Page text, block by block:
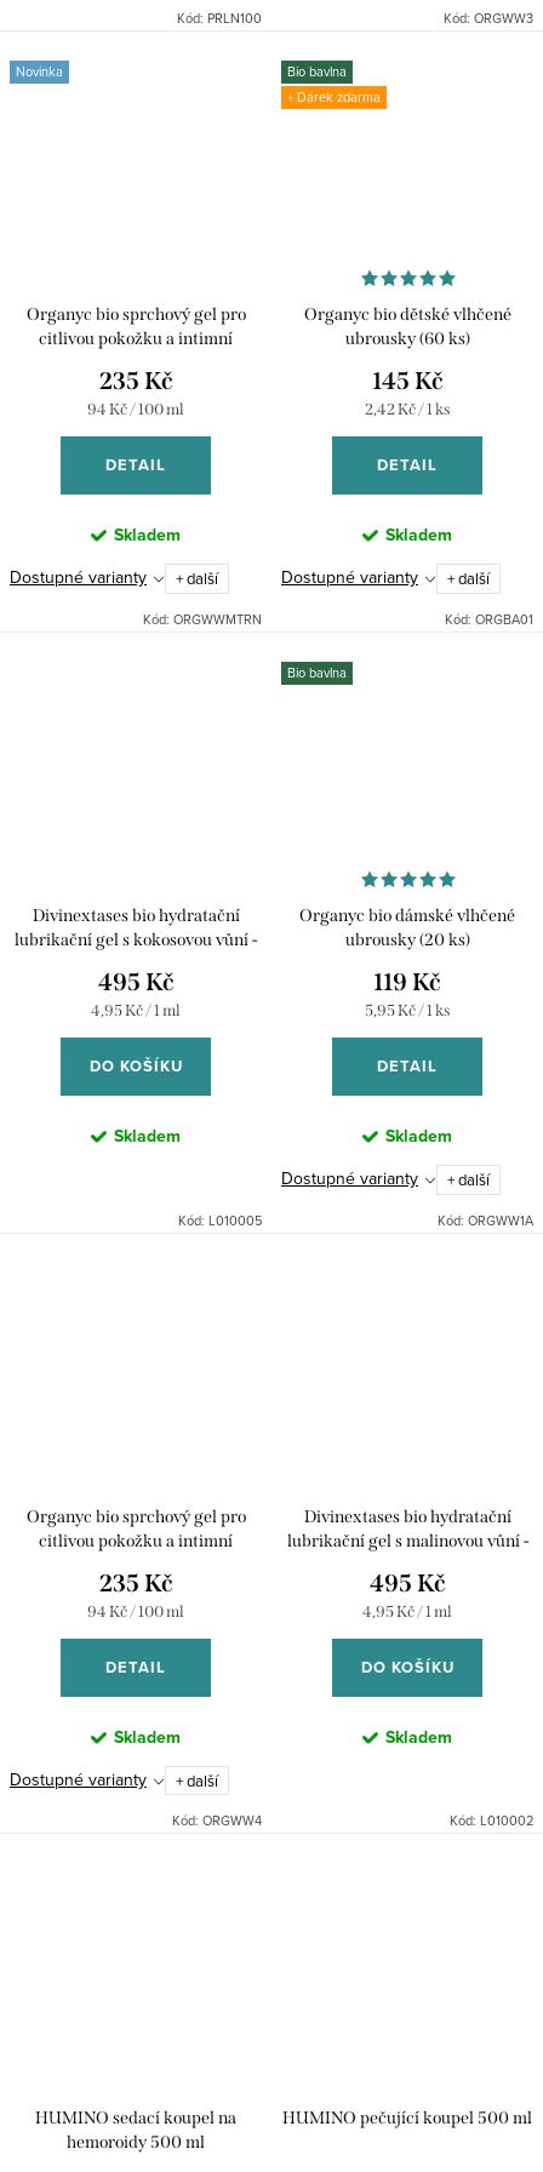
Kód: PRLN100 Kód: ORGWW3
Novinka
Organyc bio sprchový gel pro
citlivou pokožku a intimní
ml
235 Kč
Měrná
cena:
94 Kč / 100 ml
DETAIL
Skladem
Dostupné varianty
+ další
Kód: ORGWWMTRN
Bio bavlna
+ Dárek zdarma
Organyc bio dětské vlhčené
ubrousky (60 ks)
145 Kč
Měrná
cena:
2,42 Kč / 1 ks
DETAIL
Skladem
Dostupné varianty
+ další
Kód: ORGBA01
Divinextases bio hydratační
lubrikační gel s kokosovou vůní -
495 Kč
Měrná
cena:
4,95 Kč / 1 ml
DO KOŠÍKU
Skladem
Kód: L010005
Bio bavlna
Organyc bio dámské vlhčené
ubrousky (20 ks)
119 Kč
Měrná
cena:
5,95 Kč / 1 ks
DETAIL
Skladem
Dostupné varianty
+ další
Kód: ORGWW1A
Organyc bio sprchový gel pro
citlivou pokožku a intimní
235 Kč
Měrná
94 Kč / 100 ml
DETAIL
Skladem
Dostupné varianty
+ další
Kód: ORGWW4
Divinextases bio hydratační
lubrikační gel s malinovou vůní -
495 Kč
Měrná
4,95 Kč / 1 ml
DO KOŠÍKU
Skladem
Kód: L010002
HUMINO sedací koupel na
hemoroidy 500 ml
HUMINO pečující koupel 500 ml